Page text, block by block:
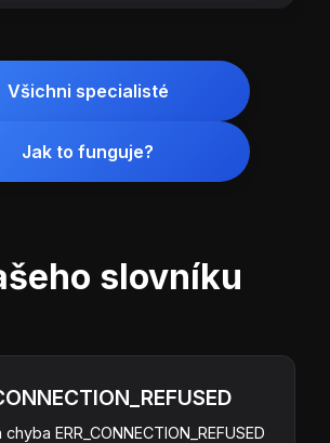
Všichni specialisté
Jak to funguje?
slovníku
ERR_CONNECTION_REFUSED